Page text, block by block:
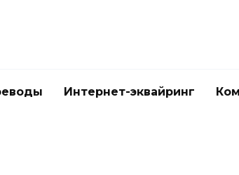
Интернет-эквайринг